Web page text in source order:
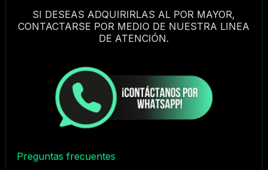
SI DESEAS ADQUIRIRLAS AL POR MAYOR,
CONTACTARSE POR MEDIO DE NUESTRA LINEA
DE ATENCIÓN.
Preguntas frecuentes